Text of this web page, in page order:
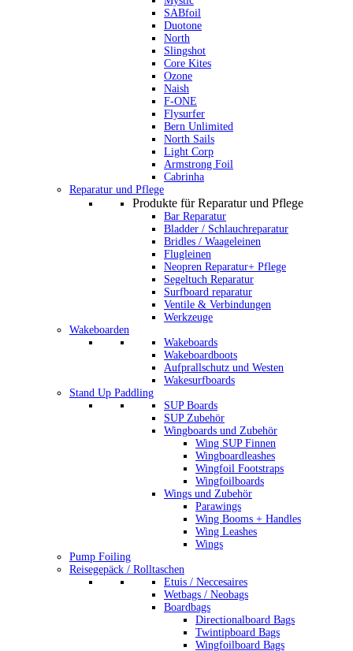
SABfoil
Duotone
North
Slingshot
Core Kites
Ozone
Naish
F-ONE
Flysurfer
Bern Unlimited
North Sails
Light Corp
Armstrong Foil
Cabrinha
Reparatur und Pflege
Produkte für Reparatur und Pflege
Bar Reparatur
Bladder / Schlauchreparatur
Bridles / Waageleinen
Flugleinen
Neopren Reparatur+ Pflege
Segeltuch Reparatur
Surfboard reparatur
Ventile & Verbindungen
Werkzeuge
Wakeboarden
Wakeboards
Wakeboardboots
Aufprallschutz und Westen
Wakesurfboards
Stand Up Paddling
SUP Boards
SUP Zubehör
Wingboards und Zubehör
Wing SUP Finnen
Wingboardleashes
Wingfoil Footstraps
Wingfoilboards
Wings und Zubehör
Parawings
Wing Booms + Handles
Wing Leashes
Wings
Pump Foiling
Reisegepäck / Rolltaschen
Etuis / Neccesaires
Wetbags / Neobags
Boardbags
Directionalboard Bags
Twintipboard Bags
Wingfoilboard Bags